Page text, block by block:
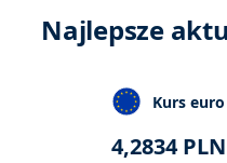
Najlepsze
Kurs euro
4,2834PLN